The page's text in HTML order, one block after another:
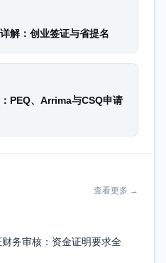
解：创业签证与省提名
PEQ、Arrima与CSQ申请
查看更多 →
务审核：资金证明要求全